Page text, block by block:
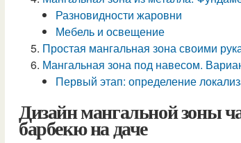
Разновидности жаровни
Мебель и освещение
Простая мангальная зона своими
Мангальная зона под навесом.
Первый этап: определение
Дизайн мангальной зоны
барбекю на даче